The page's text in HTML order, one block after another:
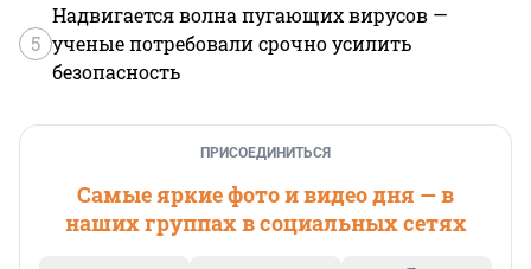
5
Надвигается волна пугающих вирусов —
ученые потребовали срочно усилить
безопасность
ПРИСОЕДИНИТЬСЯ
Самые яркие фото и видео дня — в
наших группах в социальных сетях